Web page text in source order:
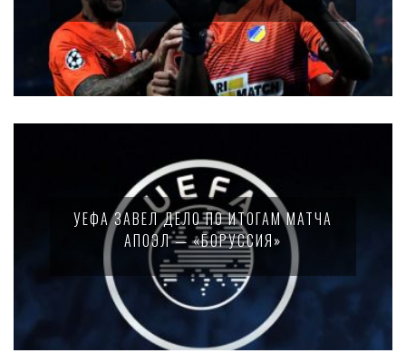
УЕФА ЗАВЕЛ ДЕЛО ПО ИТОГАМ МАТЧА
АПОЭЛ — «БОРУССИЯ»